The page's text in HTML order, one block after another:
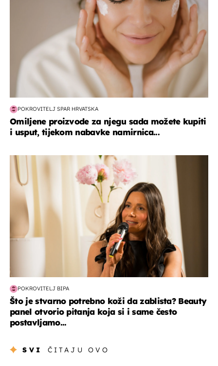
POKROVITELJ SPAR HRVATSKA
Omiljene proizvode za njegu sada možete kupiti
i usput, tijekom nabavke namirnica...
moda & ljepota
POKROVITELJ BIPA
Što je stvarno potrebno koži da zablista? Beauty
panel otvorio pitanja koja si i same često
postavljamo...
SVI ČITAJU OVO